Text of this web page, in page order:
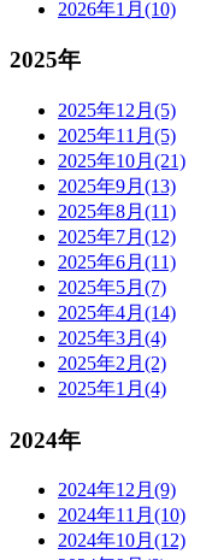
2026年1月(10)
2025年
2025年12月(5)
2025年11月(5)
2025年10月(21)
2025年9月(13)
2025年8月(11)
2025年7月(12)
2025年6月(11)
2025年5月(7)
2025年4月(14)
2025年3月(4)
2025年2月(2)
2025年1月(4)
2024年
2024年12月(9)
2024年11月(10)
2024年10月(12)